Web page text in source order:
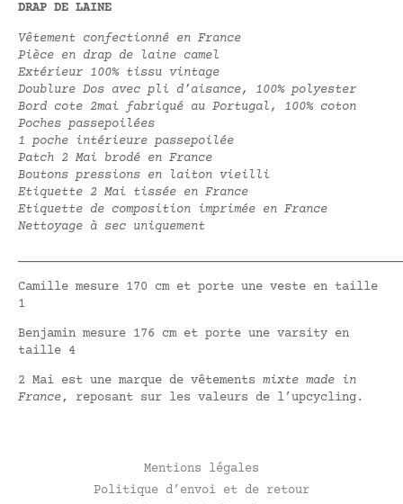
DRAP DE LAINE
Vêtement confectionné en France
Pièce en drap de laine camel
Extérieur 100% tissu vintage
Doublure Dos avec pli d’aisance, 100% polyester
Bord cote 2mai fabriqué au Portugal, 100% coton
Poches passepoilées
1 poche intérieure passepoilée
Patch 2 Mai brodé en France
Boutons pressions en laiton vieilli
Etiquette 2 Mai tissée en France
Etiquette de composition imprimée en France
Nettoyage à sec uniquement
Camille mesure 170 cm et porte une veste en taille
1
Benjamin mesure 176 cm et porte une varsity en
taille 4
2 Mai est une marque de vêtements mixte made in
France, reposant sur les valeurs de l’upcycling.
Mentions légales
Politique d’envoi et de retour